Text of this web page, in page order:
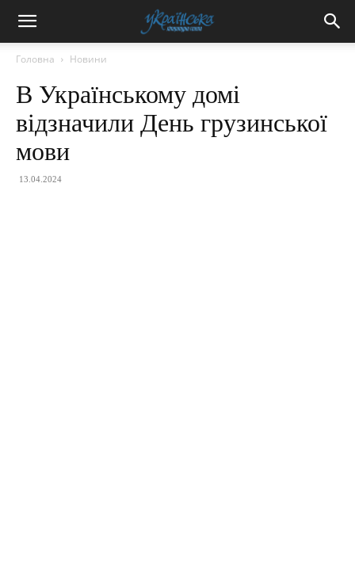
Головна Новини
В Українському домі
відзначили День грузинської
мови
13.04.2024